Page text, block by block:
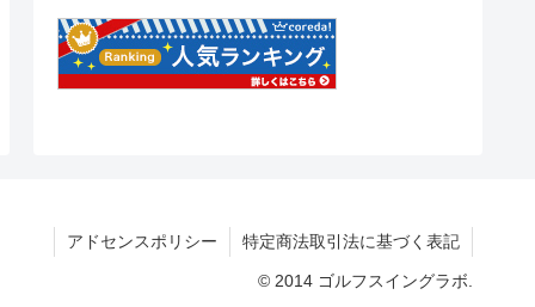
アドセンスポリシー 特定商法取引法に基づく表記
© 2014 ゴルフスイングラボ.